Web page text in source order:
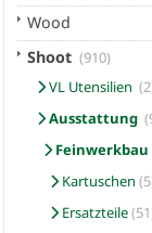
Wood
Shoot (910)
VL Utensilien
Ausstattung
Feinwerkbau
Kartuschen
Ersatzteile